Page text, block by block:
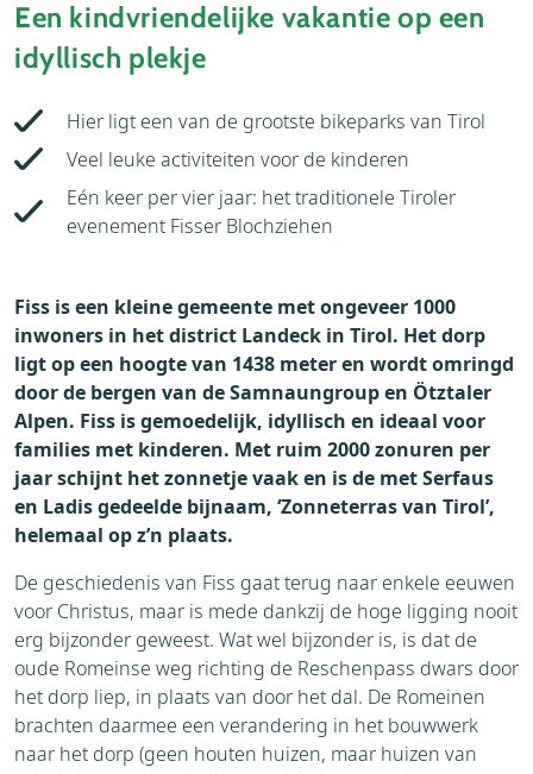
Een kindvriendelijke vakantie op een
idyllisch plekje
Hier ligt een van de grootste bikeparks van Tirol
Veel leuke activiteiten voor de kinderen
Eén keer per vier jaar: het traditionele Tiroler
evenement Fisser Blochziehen
Fiss is een kleine gemeente met ongeveer 1000
inwoners in het district Landeck in Tirol. Het dorp
ligt op een hoogte van 1438 meter en wordt omringd
door de bergen van de Samnaungroup en Ötztaler
Alpen. Fiss is gemoedelijk, idyllisch en ideaal voor
families met kinderen. Met ruim 2000 zonuren per
jaar schijnt het zonnetje vaak en is de met Serfaus
en Ladis gedeelde bijnaam, ‘Zonneterras van Tirol’,
helemaal op z’n plaats.
De geschiedenis van Fiss gaat terug naar enkele eeuwen
voor Christus, maar is mede dankzij de hoge ligging nooit
erg bijzonder geweest. Wat wel bijzonder is, is dat de
oude Romeinse weg richting de Reschenpass dwars door
het dorp liep, in plaats van door het dal. De Romeinen
brachten daarmee een verandering in het bouwwerk
naar het dorp (geen houten huizen, maar huizen van